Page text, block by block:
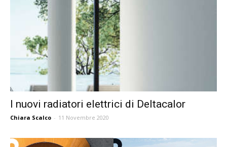
I nuovi radiatori elettrici di Deltacalor
Chiara Scalco - 11 Novembre 2020